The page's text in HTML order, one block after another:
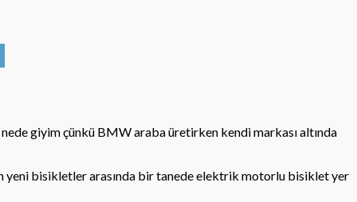
giyim çünkü BMW araba üretirken kendi markası altında
yeni bisikletler arasında bir tanede elektrik motorlu bisiklet yer